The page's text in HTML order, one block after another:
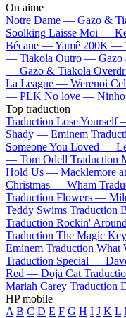
On aime
Notre Dame — Gazo &
Soolking Laisse Moi —
Bécane —Yamê 200K —
— Tiakola Outro — Gazo
— Gazo & Tiakola
La League — Werenoi
— PLK No love — Ninho
Top traduction
Traduction Lose Yourself
Shady — Eminem
Someone You Loved —
— Tom Odell Traduction
Hold Us — Macklemore
Christmas — Wham
Traduction Flowers —
Teddy Swims Traduction
Traduction Rockin'
Traduction The Magic
Eminem Traduction What
Traduction Special —
Red — Doja Cat
Mariah Carey Traduction
HP mobile
A B C D E F G H I J K L